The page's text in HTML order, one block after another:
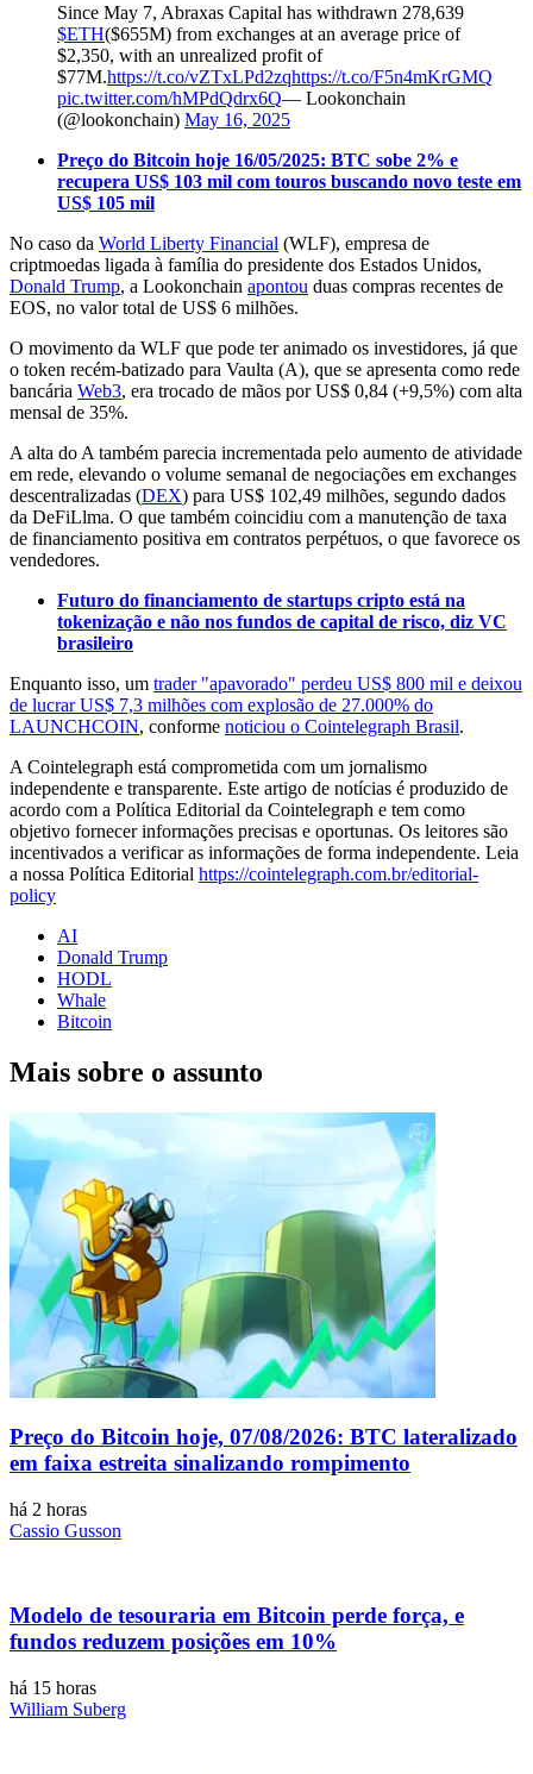
Since May 7, Abraxas Capital has withdrawn 278,639
$ETH($655M) from exchanges at an average price of
$2,350, with an unrealized profit of
$77M.https://t.co/vZTxLPd2zqhttps://t.co/F5n4mKrGMQ
pic.twitter.com/hMPdQdrx6Q— Lookonchain
(@lookonchain) May 16, 2025
Preço do Bitcoin hoje 16/05/2025: BTC sobe 2% e
recupera US$ 103 mil com touros buscando novo teste em
US$ 105 mil
No caso da World Liberty Financial (WLF), empresa de
criptmoedas ligada à família do presidente dos Estados Unidos,
Donald Trump, a Lookonchain apontou duas compras recentes de
EOS, no valor total de US$ 6 milhões.
O movimento da WLF que pode ter animado os investidores, já que
o token recém-batizado para Vaulta (A), que se apresenta como rede
bancária Web3, era trocado de mãos por US$ 0,84 (+9,5%) com alta
mensal de 35%.
A alta do A também parecia incrementada pelo aumento de atividade
em rede, elevando o volume semanal de negociações em exchanges
descentralizadas (DEX) para US$ 102,49 milhões, segundo dados
da DeFiLlma. O que também coincidiu com a manutenção de taxa
de financiamento positiva em contratos perpétuos, o que favorece os
vendedores.
Futuro do financiamento de startups cripto está na
tokenização e não nos fundos de capital de risco, diz VC
brasileiro
Enquanto isso, um trader "apavorado" perdeu US$ 800 mil e deixou
de lucrar US$ 7,3 milhões com explosão de 27.000% do
LAUNCHCOIN, conforme noticiou o Cointelegraph Brasil.
A Cointelegraph está comprometida com um jornalismo
independente e transparente. Este artigo de notícias é produzido de
acordo com a Política Editorial da Cointelegraph e tem como
objetivo fornecer informações precisas e oportunas. Os leitores são
incentivados a verificar as informações de forma independente. Leia
a nossa Política Editorial https://cointelegraph.com.br/editorial-
policy
AI
Donald Trump
HODL
Whale
Bitcoin
Mais sobre o assunto
Preço do Bitcoin hoje, 07/08/2026: BTC lateralizado
em faixa estreita sinalizando rompimento
há 2 horas
Cassio Gusson
Modelo de tesouraria em Bitcoin perde força, e
fundos reduzem posições em 10%
há 15 horas
William Suberg